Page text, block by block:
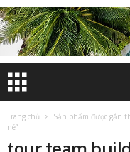
Trang chủ
Sản phẩm được gắn
né”